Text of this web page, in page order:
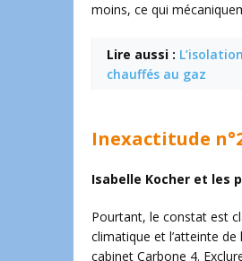
moins, ce qui
Lire aussi :
chauffés au gaz
Inexactitude
Isabelle Kocher et les
Pourtant, le constat est
climatique et l’atteinte
cabinet Carbone 4.